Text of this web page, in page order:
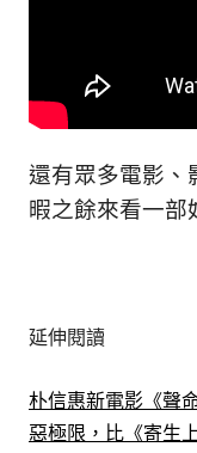
還有眾多電影、
暇之餘來看一部
延伸閱讀
朴信惠新電影《聲
惡極限，比《寄生